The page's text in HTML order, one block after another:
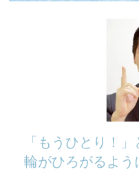
「もうひとり！
輪がひろがるよう